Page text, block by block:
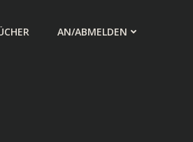
AN/ABMELDEN